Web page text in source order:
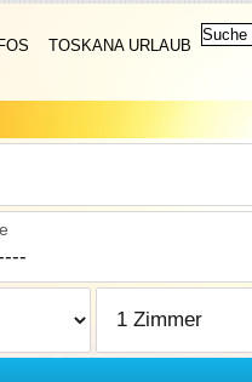
TOSKANA URLAUB